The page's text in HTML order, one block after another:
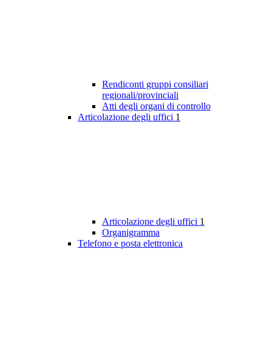
Rendiconti gruppi consiliari
regionali/provinciali
Atti degli organi di controllo
Articolazione degli uffici 1
Articolazione degli uffici 1
Organigramma
Telefono e posta elettronica